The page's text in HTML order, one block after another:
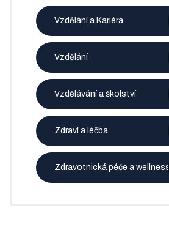
Vzdělání a Kariéra
Vzdělání
Vzdělávání a školství
Zdraví a léčba
Zdravotnická péče a wellness